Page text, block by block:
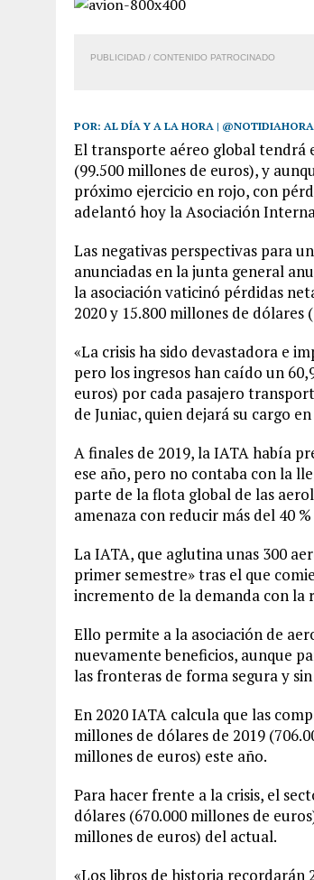
7 AGOSTO, 2026 | LOCALIZARON CUERPO DE
PUBLICIDAD / CONTENIDO PATROCINADO
POR: AL DÍA Y A LA HORA | @NOTIDIAHORA
El transporte aéreo global tendrá
(99.500 millones de euros), y
próximo ejercicio en rojo, con
adelantó hoy la Asociación
Las negativas perspectivas para
anunciadas en la junta general
la asociación vaticinó pérdidas
2020 y 15.800 millones de dólares
«La crisis ha sido devastadora e
pero los ingresos han caído un
euros) por cada pasajero
de Juniac, quien dejará su cargo en
A finales de 2019, la IATA había
ese año, pero no contaba con la
parte de la flota global de las
amenaza con reducir más del 40
La IATA, que aglutina unas 300
primer semestre» tras el que
incremento de la demanda con
Ello permite a la asociación de
nuevamente beneficios, aunque
las fronteras de forma segura y
En 2020 IATA calcula que las
millones de dólares de 2019
millones de euros) este año.
Para hacer frente a la crisis, el
dólares (670.000 millones de
millones de euros) del actual.
«Los libros de historia recordarán